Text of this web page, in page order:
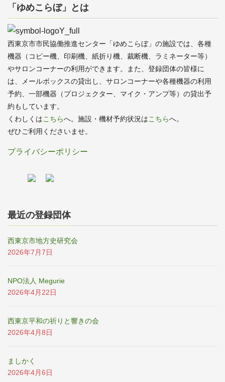
「ゆめこらぼ」とは
西東京市市民協働推進センター「ゆめこらぼ」の施設では、各種
機器（コピー機、印刷機、紙折り機、裁断機、ラミネーター等）
やサロンコーナーの利用ができます。また、登録団体の皆様に
は、メールボックスの貸出し、サロンコーナーや各種機器の利用
予約、一部機器（プロジェクター、マイク・アンプ等）の貸出予
約もしています。
くわしくはこちらへ。施設・機材予約状況はこちらへ。
ぜひご利用くださいませ。
プライバシーポリシー
最近の登録団体
西東京市地方史研究会
2026年7月7日
NPO法人 Megurie
2026年4月22日
西東京平和の祈りと響きの会
2026年4月8日
ましかく
2026年4月6日